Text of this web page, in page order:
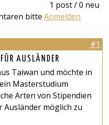
1 post / 0 neu
bitteAnmelden
#1
AUSLÄNDER
Taiwan und möchte in
Masterstudium
Arten von Stipendien
Ausländer möglich zu